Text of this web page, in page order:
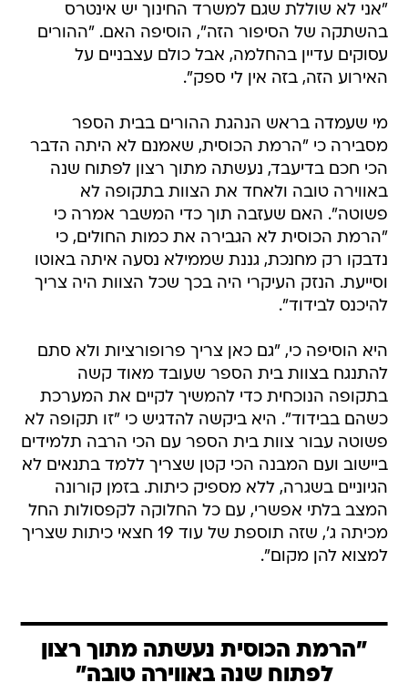
"אני לא שוללת שגם למשרד החינוך יש אינטרס
בהשתקה של הסיפור הזה", הוסיפה האם. "ההורים
עסוקים עדיין בהחלמה, אבל כולם עצבניים על
האירוע הזה, בזה אין לי ספק".
מי שעמדה בראש הנהגת ההורים בבית הספר
מסבירה כי "הרמת הכוסית, שאמנם לא היתה הדבר
הכי חכם בדיעבד, נעשתה מתוך רצון לפתוח שנה
באווירה טובה ולאחד את הצוות בתקופה לא
פשוטה". האם שעזבה תוך כדי המשבר אמרה כי
"הרמת הכוסית לא הגבירה את כמות החולים, כי
נדבקו רק מחנכת, גננת שממילא נסעה איתה באוטו
וסייעת. הנזק העיקרי היה בכך שכל הצוות היה צריך
להיכנס לבידוד".
היא הוסיפה כי, "גם כאן צריך פרופורציות ולא סתם
להתנגח בצוות בית הספר שעובד מאוד קשה
בתקופה הנוכחית כדי להמשיך לקיים את המערכת
כשהם בבידוד". היא ביקשה להדגיש כי "זו תקופה לא
פשוטה עבור צוות בית הספר עם הכי הרבה תלמידים
ביישוב ועם המבנה הכי קטן שצריך ללמד בתנאים לא
הגיוניים בשגרה, ללא מספיק כיתות. בזמן קורונה
המצב בלתי אפשרי, עם כל החלוקה לקפסולות החל
מכיתה ג', שזה תוספת של עוד 19 חצאי כיתות שצריך
למצוא להן מקום".
"הרמת הכוסית נעשתה מתוך רצון
לפתוח שנה באווירה טובה"